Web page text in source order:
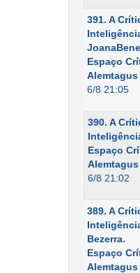
391. A
Espaço
Alemtagus
6/8 21:05
390. A
Espaço
Alemtagus
6/8 21:02
389. A
Bezerra.
Espaço
Alemtagus